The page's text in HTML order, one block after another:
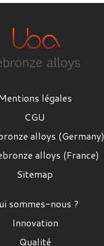
légales
CGU
alloys (Germany)
alloys (France)
Sitemap
sommes-nous ?
Innovation
Qualité